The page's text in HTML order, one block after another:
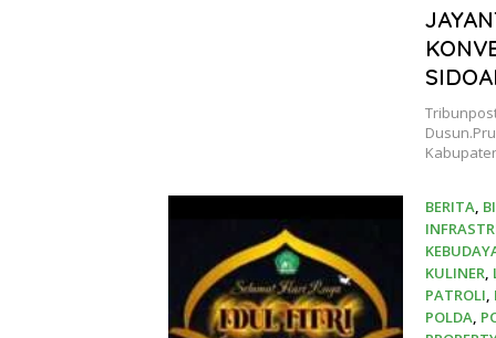
17 April
BERITA,
KULINER,
PATROLI,
POLDA,